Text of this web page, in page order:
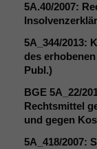
5A.40/2007:
5A_344/2013:
des
Publ.)
BGE 5A_22/
Rechtsmittel
und gegen
5A_418/2007: